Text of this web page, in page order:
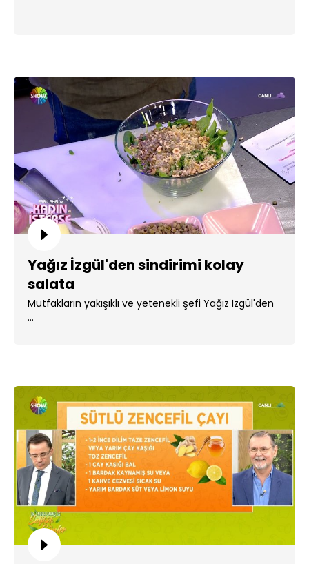
Yağız İzgül'den sindirimi kolay
salata
Mutfakların yakışıklı ve yetenekli şefi Yağız İzgül'den
...